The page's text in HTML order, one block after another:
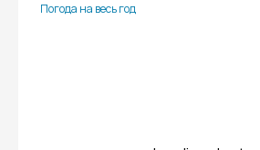
Погода на весь год